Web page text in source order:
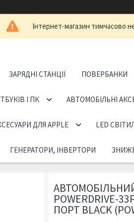
Інтернет-магазин тимчасово
ЗАРЯДНІ СТАНЦІЇ ПОВЕРБАНКИ
І ПК АВТОМОБІЛЬНІ
ДЛЯ APPLE LED
ГЕНЕРАТОРИ, ІНВЕРТОРИ
POWERDRIVE-
ПОРТ BLACK